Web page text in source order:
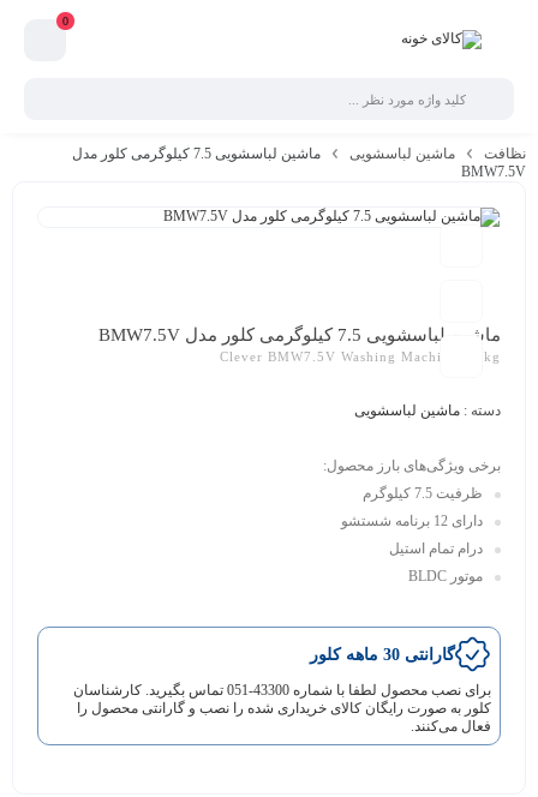
0
نظافت ماشین لباسشویی
ماشین لباسشویی 7.5 کیلوگرمی کلور مدل
BMW7.5V
ماشین لباسشویی 7.5 کیلوگرمی کلور مدل BMW7.5V
Clever BMW7.5V Washing Machine 7.5kg
دسته : ماشین لباسشویی
برخی ویژگی‌‌های بارز محصول:
ظرفیت 7.5 کیلوگرم
دارای 12 برنامه شستشو
درام تمام استیل
موتور BLDC
گارانتی 30 ماهه کلور
برای نصب محصول لطفا با شماره 43300-051 تماس بگیرید. کارشناسان
کلور به صورت رایگان کالای خریداری شده را نصب و گارانتی محصول را
فعال می‌کنند.